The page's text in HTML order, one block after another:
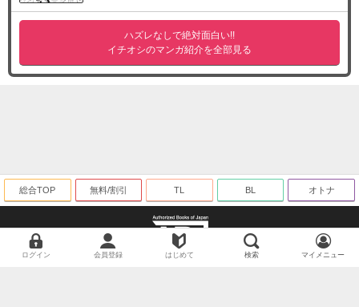
購入する
（１９）
必要ポイント：690
購入する
ハズレなしで絶対面白い!!
イチオシのマンガ紹介を全部見る
総合TOP 無料/割引 TL BL オトナ
ログイン 会員登録 はじめて 検索 マイメニュー